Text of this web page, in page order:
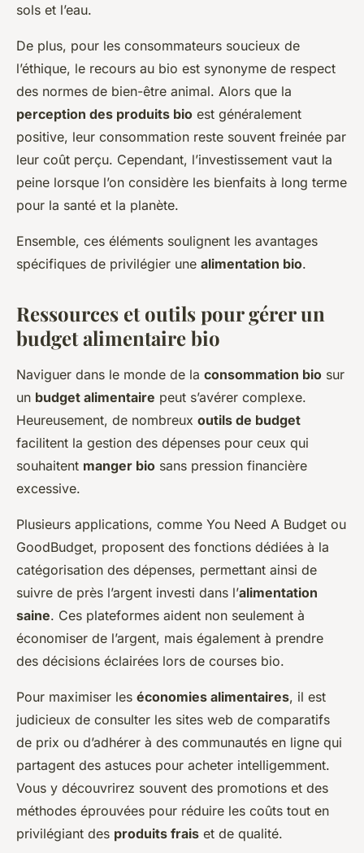
sols et l’eau.
De plus, pour les consommateurs soucieux de
l’éthique, le recours au bio est synonyme de respect
des normes de bien-être animal. Alors que la
perception des produits bio est généralement
positive, leur consommation reste souvent freinée par
leur coût perçu. Cependant, l’investissement vaut la
peine lorsque l’on considère les bienfaits à long terme
pour la santé et la planète.
Ensemble, ces éléments soulignent les avantages
spécifiques de privilégier une alimentation bio.
Ressources et outils pour gérer un
budget alimentaire bio
Naviguer dans le monde de la consommation bio sur
un budget alimentaire peut s’avérer complexe.
Heureusement, de nombreux outils de budget
facilitent la gestion des dépenses pour ceux qui
souhaitent manger bio sans pression financière
excessive.
Plusieurs applications, comme You Need A Budget ou
GoodBudget, proposent des fonctions dédiées à la
catégorisation des dépenses, permettant ainsi de
suivre de près l’argent investi dans l’alimentation
saine. Ces plateformes aident non seulement à
économiser de l’argent, mais également à prendre
des décisions éclairées lors de courses bio.
Pour maximiser les économies alimentaires, il est
judicieux de consulter les sites web de comparatifs
de prix ou d’adhérer à des communautés en ligne qui
partagent des astuces pour acheter intelligemment.
Vous y découvrirez souvent des promotions et des
méthodes éprouvées pour réduire les coûts tout en
privilégiant des produits frais et de qualité.